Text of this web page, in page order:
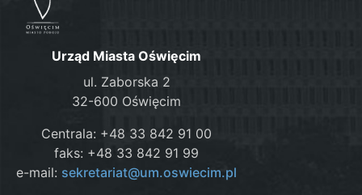
Urząd Miasta Oświęcim
ul. Zaborska 2
32-600 Oświęcim
Centrala: +48 33 842 91 00
faks: +48 33 842 91 99
e-mail: sekretariat@um.oswiecim.pl